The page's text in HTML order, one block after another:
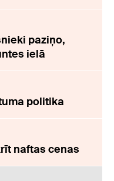
paziņo,
ielā
politika
naftas cenas